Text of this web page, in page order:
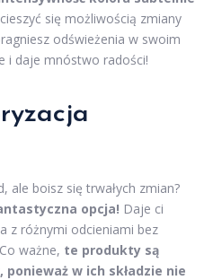
się możliwością zmiany
odświeżenia w swoim
i daje mnóstwo radości!
ale boisz się trwałych zmian?
opcja! Daje ci
z różnymi odcieniami bez
ważne, te produkty są
ponieważ w ich składzie nie